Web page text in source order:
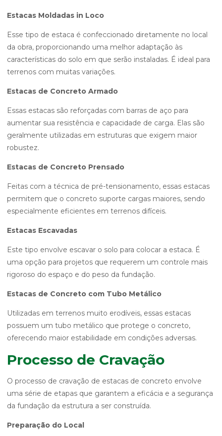
Estacas Moldadas in Loco
Esse tipo de estaca é confeccionado diretamente no local
da obra, proporcionando uma melhor adaptação às
características do solo em que serão instaladas. É ideal para
terrenos com muitas variações.
Estacas de Concreto Armado
Essas estacas são reforçadas com barras de aço para
aumentar sua resistência e capacidade de carga. Elas são
geralmente utilizadas em estruturas que exigem maior
robustez.
Estacas de Concreto Prensado
Feitas com a técnica de pré-tensionamento, essas estacas
permitem que o concreto suporte cargas maiores, sendo
especialmente eficientes em terrenos difíceis.
Estacas Escavadas
Este tipo envolve escavar o solo para colocar a estaca. É
uma opção para projetos que requerem um controle mais
rigoroso do espaço e do peso da fundação.
Estacas de Concreto com Tubo Metálico
Utilizadas em terrenos muito erodíveis, essas estacas
possuem um tubo metálico que protege o concreto,
oferecendo maior estabilidade em condições adversas.
Processo de Cravação
O processo de cravação de estacas de concreto envolve
uma série de etapas que garantem a eficácia e a segurança
da fundação da estrutura a ser construída.
Preparação do Local